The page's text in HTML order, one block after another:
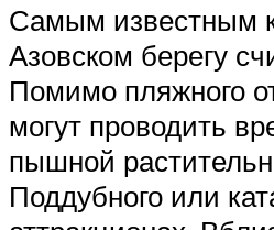
Самым известным
Азовском берегу
Помимо пляжного
могут проводить
пышной
Поддубного или